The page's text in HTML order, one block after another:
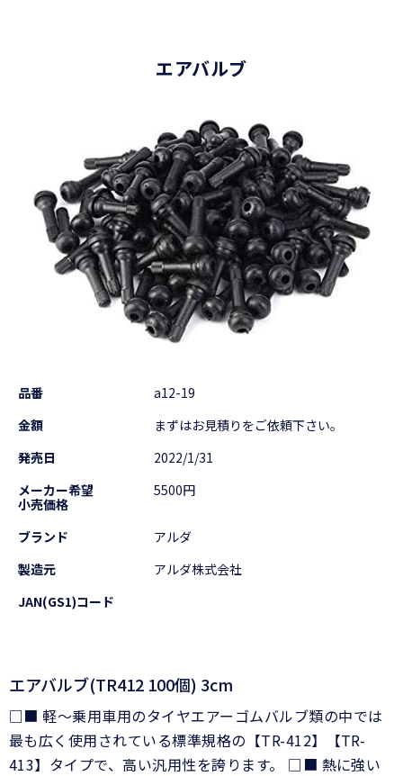
エアバルブ
品番
a12-19
金額
まずはお見積りをご依頼下さい。
発売日
2022/1/31
メーカー希望
小売価格
5500円
ブランド
アルダ
製造元
アルダ株式会社
JAN(GS1)コード
エアバルブ(TR412 100個) 3cm
□■ 軽～乗用車用のタイヤエアーゴムバルブ類の中では
最も広く使用されている標準規格の【TR-412】【TR-
413】タイプで、高い汎用性を誇ります。 □■ 熱に強い